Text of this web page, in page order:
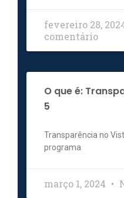
fevereiro 28,
comentário
O que é:
5
Transparência no
programa
março 1, 2024